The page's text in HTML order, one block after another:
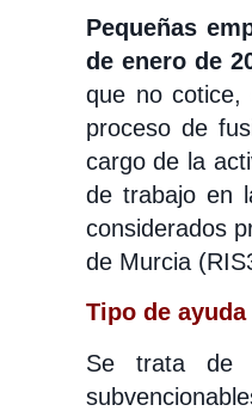
Pequeñas
de enero de
que no cotice,
proceso de
cargo de la
de trabajo en
considerados
de Murcia
Tipo de ayuda
Se trata de